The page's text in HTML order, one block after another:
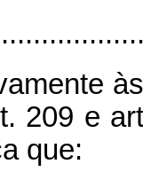
209 e
que: